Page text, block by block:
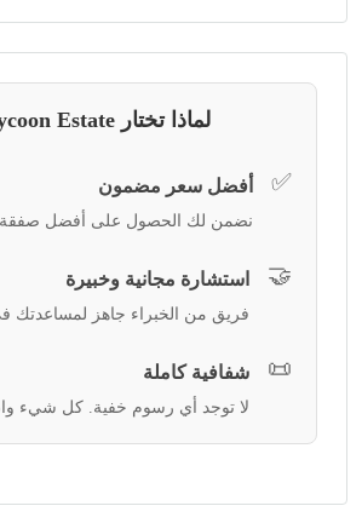
لماذا تختار Tycoon Estate؟
✅ أفضل سعر مضمون
نضمن لك الحصول على أفضل
🤝 استشارة مجانية وخبيرة
فريق من الخبراء جاهز
📜 شفافية كاملة
لا توجد أي رسوم خفية. كل شيء